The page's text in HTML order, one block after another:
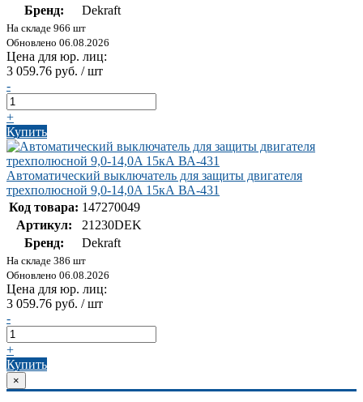
Бренд:
Dekraft
На складе 966 шт
Обновлено 06.08.2026
Цена для юр. лиц:
3 059.76 руб. / шт
-
+
Купить
Автоматический выключатель для защиты двигателя
трехполюсной 9,0-14,0A 15кА ВА-431
Код товара: 147270049
Артикул:
21230DEK
Бренд:
Dekraft
На складе 386 шт
Обновлено 06.08.2026
Цена для юр. лиц:
3 059.76 руб. / шт
-
+
Купить
×